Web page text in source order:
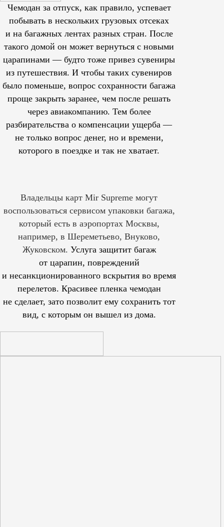
Чемодан за отпуск, как правило, успевает
побывать в нескольких грузовых отсеках
и на багажных лентах разных стран. После
такого домой он может вернуться с новыми
царапинами — будто тоже привез сувениры
из путешествия. И чтобы таких сувениров
было поменьше, вопрос сохранности багажа
проще закрыть заранее, чем после решать
через авиакомпанию. Тем более
разбирательства о компенсации ущерба —
не только вопрос денег, но и времени,
которого в поездке и так не хватает.
Владельцы карт Mir Supreme могут
воспользоваться сервисом упаковки багажа,
который есть в аэропортах Москвы,
например, в Шереметьево, Внуково,
Жуковском. Услуга защитит багаж
от царапин, повреждений
и несанкционированного вскрытия во время
перелетов. Красивее пленка чемодан
не сделает, зато позволит ему сохранить тот
вид, с которым он вышел из дома.